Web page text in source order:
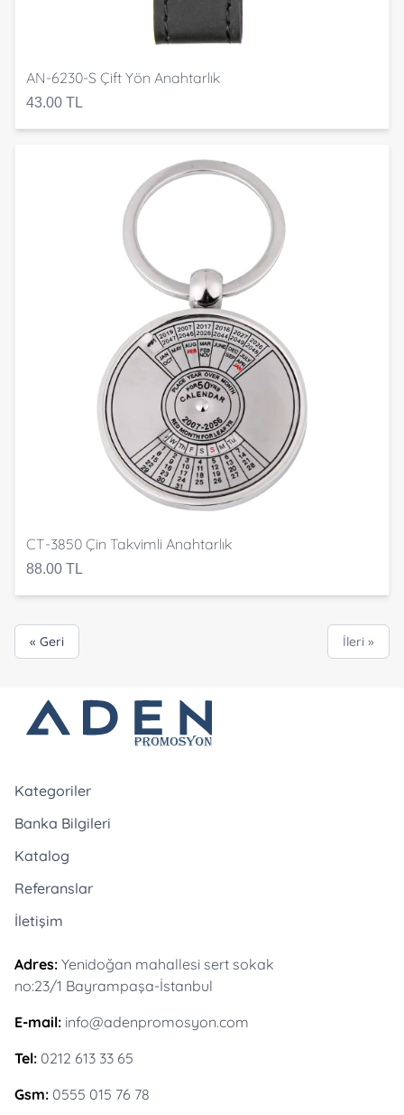
AN-6230-S Çift Yön Anahtarlık
43.00 TL
CT-3850 Çin Takvimli Anahtarlık
88.00 TL
« Geri İleri »
Kategoriler
Banka Bilgileri
Katalog
Referanslar
İletişim
Adres: Yenidoğan mahallesi sert sokak
no:23/1 Bayrampaşa-İstanbul
E-mail: info@adenpromosyon.com
Tel: 0212 613 33 65
Gsm: 0555 015 76 78